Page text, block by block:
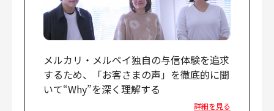
メルカリ・メルペイ独自の与信体験を追求
するため、「お客さまの声」を徹底的に聞
いて“Why”を深く理解する
詳細を見る